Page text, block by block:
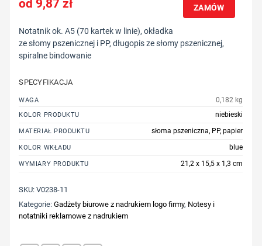
9,87zł ZAMÓW
Notatnik ok. A5 (70 kartek w linie), okładka
ze słomy pszenicznej i PP, długopis ze słomy pszenicznej,
spiralne bindowanie
SPECYFIKACJA
WAGA 0,182 kg
KOLOR PRODUKTU niebieski
MATERIAŁ PRODUKTU słoma pszeniczna, PP, papier
KOLOR WKŁADU blue
WYMIARY PRODUKTU 21,2 x 15,5 x 1,3 cm
SKU:V0238-11
Kategorie:Gadżety biurowe z nadrukiem logo firmy, Notesy i
notatniki reklamowe z nadrukiem